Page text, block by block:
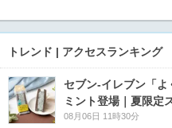
トレンド | アクセスランキング
セブン‐イレブン「
ミント登場｜夏限定
08月06日 11時30分